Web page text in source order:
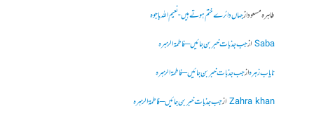
طاہرہ مسعودازجہاں دائرے ختم ہوتے ہیں- نعیم اللہ باجوہ
Sabaازجب جذبات خبر بن جائیں – فاطمۃالزہرہ
نایاب زہرہازجب جذبات خبر بن جائیں – فاطمۃالزہرہ
Zahra khanازجب جذبات خبر بن جائیں – فاطمۃالزہرہ